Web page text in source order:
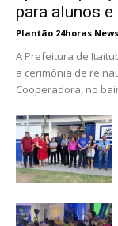
para alunos
Plantão 24horas News
A Prefeitura de
a cerimônia de
Cooperadora, no